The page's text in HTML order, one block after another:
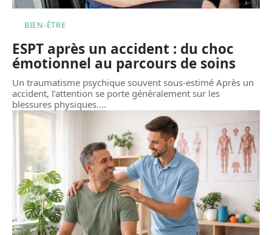
BIEN-ÊTRE
ESPT après un accident : du choc
émotionnel au parcours de soins
Un traumatisme psychique souvent sous-estimé Après un
accident, l’attention se porte généralement sur les
blessures physiques.…